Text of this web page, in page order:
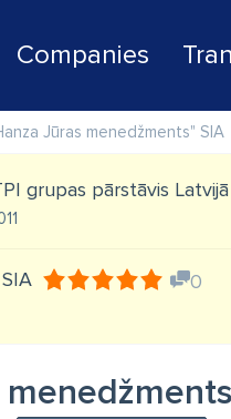
Companies
Jūras menedžments" SIA
grupas pārstāvis Latvijā
0